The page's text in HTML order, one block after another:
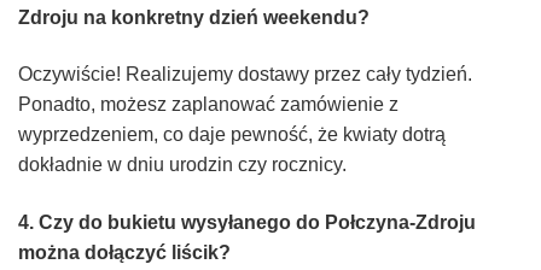
Zdroju na konkretny dzień weekendu?
Oczywiście! Realizujemy dostawy przez cały tydzień.
Ponadto, możesz zaplanować zamówienie z
wyprzedzeniem, co daje pewność, że kwiaty dotrą
dokładnie w dniu urodzin czy rocznicy.
4. Czy do bukietu wysyłanego do Połczyna-Zdroju
można dołączyć liścik?